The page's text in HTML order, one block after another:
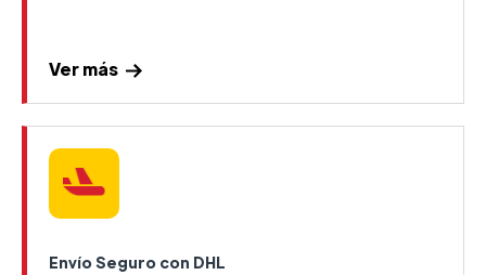
Ver más
Envío Seguro con DHL